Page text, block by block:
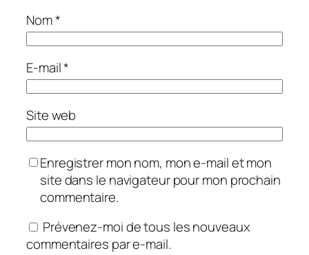
Nom*
E-mail*
Site web
Enregistrer mon nom, mon e-mail et mon
site dans le navigateur pour mon prochain
commentaire.
Prévenez-moi de tous les nouveaux
commentaires par e-mail.